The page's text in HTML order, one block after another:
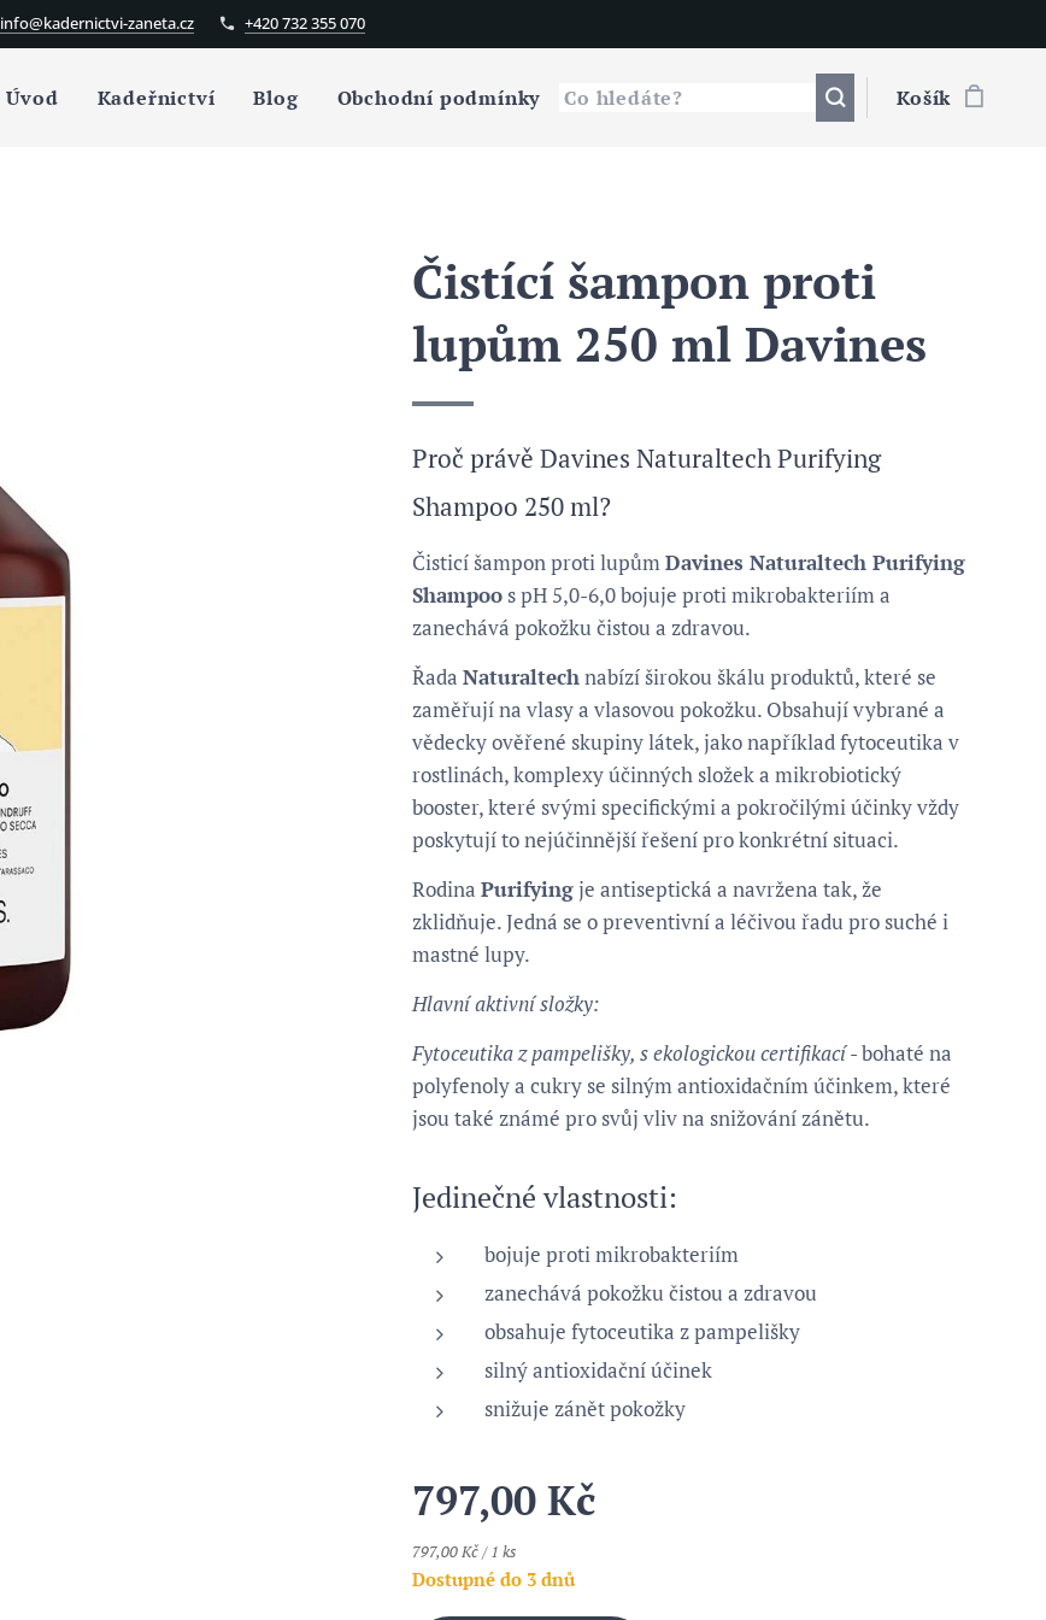
info@kadernictvi-zaneta.cz +420 732 355 070
Úvod Kadeřnictví Blog Obchodní podmínky Košík
Čistící šampon proti
lupům 250 ml Davines
Proč právě Davines Naturaltech Purifying
Shampoo 250 ml?
Čisticí šampon proti lupůmDavines Naturaltech Purifying
Shampoo s pH 5,0-6,0 bojuje proti mikrobakteriím a
zanechává pokožku čistou a zdravou.
ŘadaNaturaltechnabízí širokou škálu produktů, které se
zaměřují na vlasy a vlasovou pokožku. Obsahují vybrané a
vědecky ověřené skupiny látek, jako například fytoceutika v
rostlinách, komplexy účinných složek a mikrobiotický
booster, které svými specifickými a pokročilými účinky vždy
poskytují to nejúčinnější řešení pro konkrétní situaci.
RodinaPurifyingje antiseptická a navržena tak, že
zklidňuje. Jedná se o preventivní a léčivou řadu pro suché i
mastné lupy.
Hlavní aktivní složky:
Fytoceutika z pampelišky, s ekologickou certifikací- bohaté na
polyfenoly a cukry se silným antioxidačním účinkem, které
jsou také známé pro svůj vliv na snižování zánětu.
Jedinečné vlastnosti:
bojuje proti mikrobakteriím
zanechává pokožku čistou a zdravou
obsahuje fytoceutika z pampelišky
silný antioxidační účinek
snižuje zánět pokožky
797,00 Kč
797,00 Kč / 1 ks
Dostupné do 3 dnů